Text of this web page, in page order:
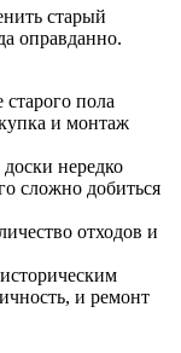
старый
оправданно.
старого пола
и монтаж
нередко
сложно добиться
отходов и
и ремонт